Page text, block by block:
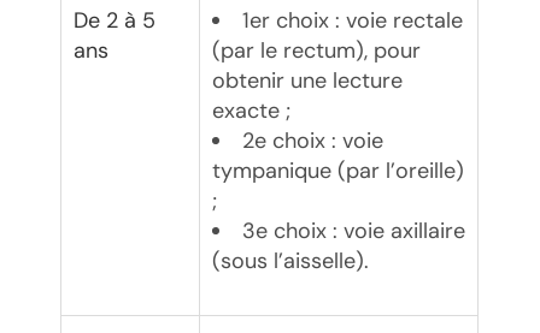
De 2 à 5
ans
1er choix : voie rectale
(par le rectum), pour
obtenir une lecture
exacte ;
2e choix : voie
tympanique (par l’oreille)
;
3e choix : voie axillaire
(sous l’aisselle).